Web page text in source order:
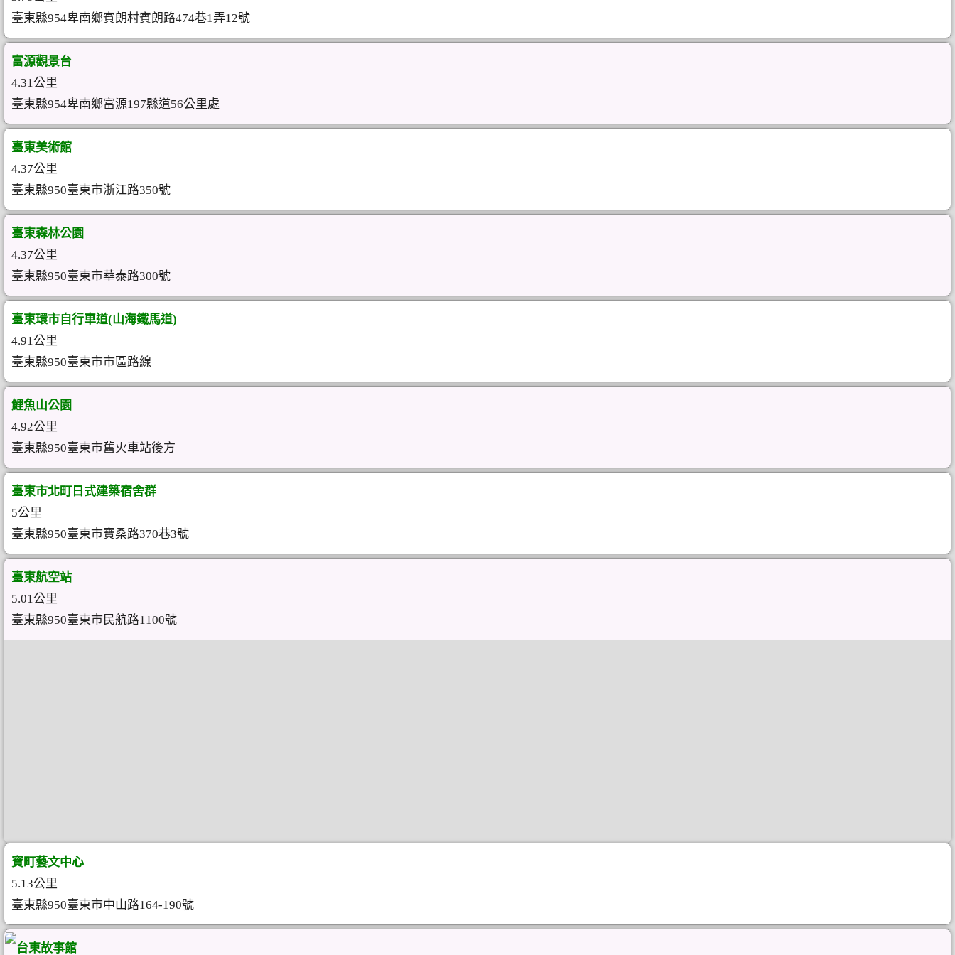
臺東縣954卑南鄉賓朗村賓朗路474巷1弄12號
富源觀景台
4.31公里
臺東縣954卑南鄉富源197縣道56公里處
臺東美術館
4.37公里
臺東縣950臺東市浙江路350號
臺東森林公園
4.37公里
臺東縣950臺東市華泰路300號
臺東環市自行車道(山海鐵馬道)
4.91公里
臺東縣950臺東市市區路線
鯉魚山公園
4.92公里
臺東縣950臺東市舊火車站後方
臺東市北町日式建築宿舍群
5公里
臺東縣950臺東市寶桑路370巷3號
臺東航空站
5.01公里
臺東縣950臺東市民航路1100號
寶町藝文中心
5.13公里
臺東縣950臺東市中山路164-190號
台東故事館